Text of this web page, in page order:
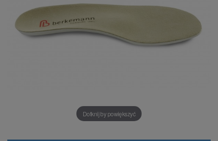
Dotknij by powiększyć